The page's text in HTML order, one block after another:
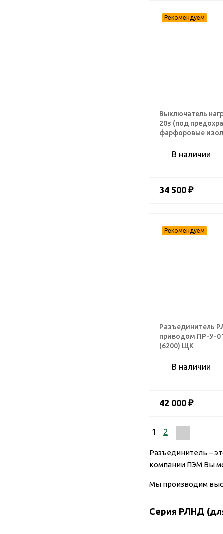
Выключатель
20з (под
фарфоровые
В наличии
34 500 ₽
Разъединитель
приводом ПР-У-
(6200) ЩК
В наличии
42 000 ₽
1 2
Разъединитель –
компании ПЭМ Вы
Мы производим
Серия РЛНД